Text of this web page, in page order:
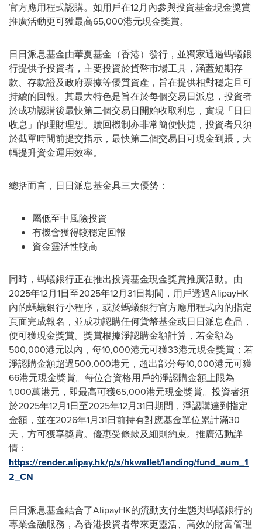
官方應用程式認購。如用戶在12月內參與投資基金現金獎賞
推廣活動更可獲最高65,000港元現金獎賞。
日日派息基金由華夏基金（香港）發行，並獨家通過螞蟻銀
行提供予投資者，主要投資於貨幣市場工具，涵蓋短期存
款、存款證及政府票據等優質資產，旨在提供相對穩定且可
持續的回報。其最大特色是旨在於每個交易日派息，投資者
於成功認購後最快第二個交易日開始收取利息，實現「日日
收息」的理財理想。贖回機制亦非常簡便快捷，投資者只須
於截單時間前提交指示，最快第二個交易日可現金到賬，大
幅提升資金運用效率。
總括而言，日日派息基金具三大優勢：
屬低至中風險投資
有機會獲得較穩定回報
資金靈活性較高
同時，螞蟻銀行正在推出投資基金現金獎賞推廣活動。由
2025年12月1日至2025年12月31日期間，用戶透過AlipayHK
內的螞蟻銀行小程序，或於螞蟻銀行官方應用程式內的指定
頁面完成報名，並成功認購任何貨幣基金或日日派息產品，
便可獲現金獎賞。獎賞根據淨認購金額計算，若金額為
500,000港元以內，每10,000港元可獲33港元現金獎賞；若
淨認購金額超過500,000港元，超出部分每10,000港元可獲
66港元現金獎賞。每位合資格用戶的淨認購金額上限為
1,000萬港元，即最高可獲65,000港元現金獎賞。投資者須
於2025年12月1日至2025年12月31日期間，淨認購達到指定
金額，並在2026年1月31日前持有對應基金單位累計滿30
天，方可獲享獎賞。優惠受條款及細則約束。推廣活動詳
情：
https://render.alipay.hk/p/s/hkwallet/landing/fund_aum_1
2_CN
日日派息基金結合了AlipayHK的流動支付生態與螞蟻銀行的
專業金融服務，為香港投資者帶來更靈活、高效的財富管理